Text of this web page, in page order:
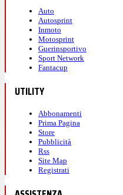
Auto
Autosprint
Inmoto
Motosprint
Guerinsportivo
Sport Network
Fantacup
UTILITY
Abbonamenti
Prima Pagina
Store
Pubblicità
Rss
Site Map
Registrati